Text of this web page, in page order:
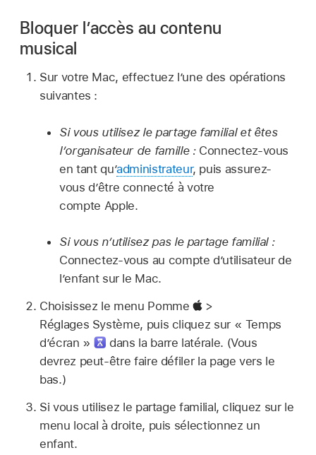
Bloquer l’accès au contenu
musical
Sur votre Mac, effectuez l’une des opérations
suivantes :
Si vous utilisez le partage familial et êtes
l’organisateur de famille :Connectez-vous
en tant qu’administrateur, puis assurez-
vous d’être connecté à votre
compte Apple.
Si vous n’utilisez pas le partage familial :
Connectez-vous au compte d’utilisateur de
l’enfant sur le Mac.
Choisissez le menu Pomme
>
Réglages Système, puis cliquez sur « Temps
d’écran »
dans la barre latérale. (Vous
devrez peut-être faire défiler la page vers le
bas.)
Si vous utilisez le partage familial, cliquez sur le
menu local à droite, puis sélectionnez un
enfant.